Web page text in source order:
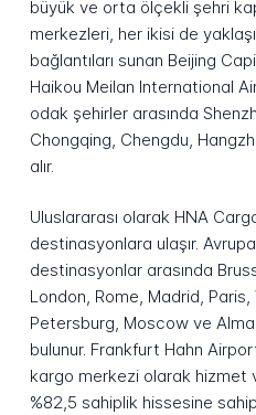
büyük ve orta ölçekli şehri
merkezleri, her ikisi de
bağlantıları sunan Beijing
Haikou Meilan International
odak şehirler arasında
Chongqing, Chengdu,
alır.
Uluslararası olarak HNA
destinasyonlara ulaşır.
destinasyonlar arasında
London, Rome, Madrid,
Petersburg, Moscow ve
bulunur. Frankfurt Hahn
kargo merkezi olarak hizmet
%82,5 sahiplik hissesine